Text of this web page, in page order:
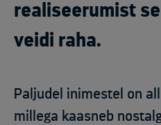
realiseerumist
veidi raha.
Paljudel inimestel on
millega kaasneb